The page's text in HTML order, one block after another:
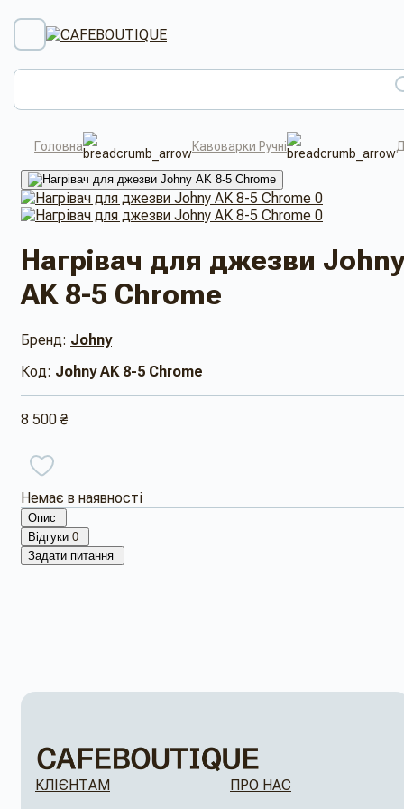
Головна Кавоварки Ручні
Нагрівач для джезви Johny
AK 8-5 Chrome
Бренд: Johny
Код: Johny AK 8-5 Chrome
8 500 ₴
Немає в наявності
Опис
Відгуки 0
Задати питання
КЛІЄНТАМ
ПРО НАС